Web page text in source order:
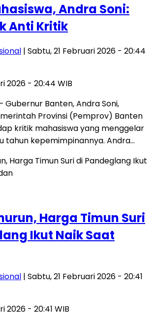
Andra Soni:
Anti Kritik
| Sabtu, 21 Februari 2026 - 20:44
2026 - 20:44 WIB
– Gubernur Banten, Andra Soni,
Provinsi (Pemprov) Banten
kritik mahasiswa yang menggelar
tahun kepemimpinannya. Andra…
Harga Timun Suri
Ikut Naik Saat
| Sabtu, 21 Februari 2026 - 20:41
2026 - 20:41 WIB